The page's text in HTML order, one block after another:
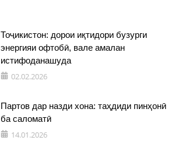
Тоҷикистон: дорои иқтидори бузурги
энергияи офтобӣ, вале амалан
истифоданашуда
02.02.2026
Партов дар назди хона: таҳдиди пинҳонӣ
ба саломатӣ
14.01.2026